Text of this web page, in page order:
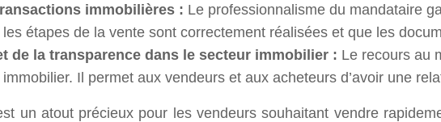
immobilières : Le professionnalisme du mandataire
étapes de la vente sont correctement réalisées et que les
de la transparence dans le secteur immobilier : Le recours au
Il permet aux vendeurs et aux acheteurs d’avoir une
un atout précieux pour les vendeurs souhaitant vendre